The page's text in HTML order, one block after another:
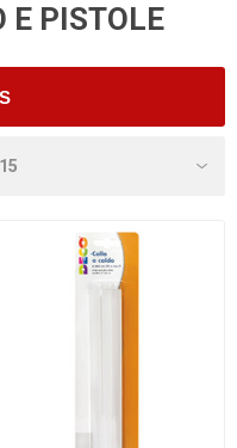
E PISTOLE